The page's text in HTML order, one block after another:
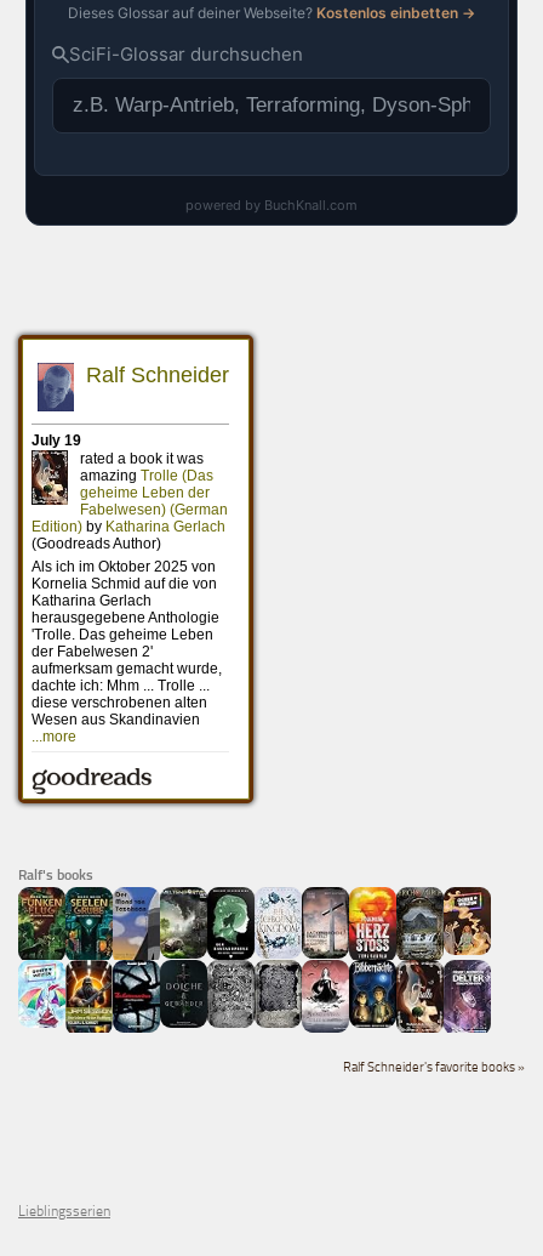
Ralf's books
Ralf Schneider's favorite books »
Lieblingsserien